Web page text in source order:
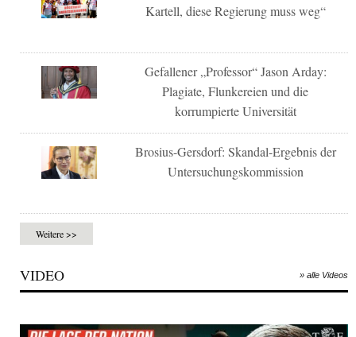
Kartell, diese Regierung muss weg“
Gefallener „Professor“ Jason Arday:
Plagiate, Flunkereien und die
korrumpierte Universität
Brosius-Gersdorf: Skandal-Ergebnis der
Untersuchungskommission
Weitere >>
VIDEO » alle Videos